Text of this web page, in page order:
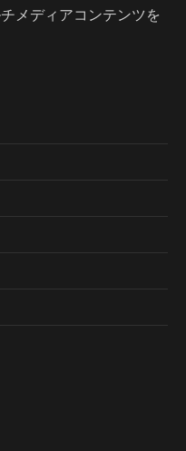
メディアコンテンツを